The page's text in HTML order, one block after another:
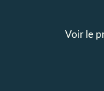
Voir le